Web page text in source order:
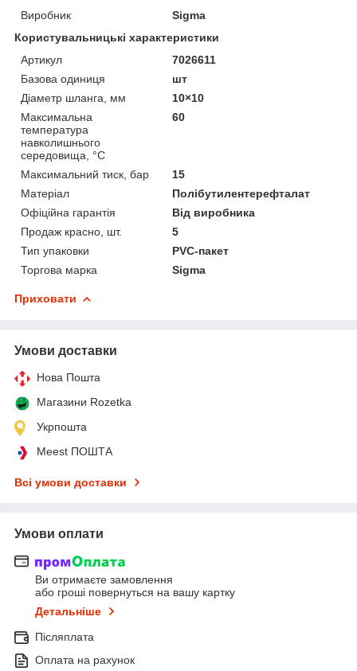
Виробник
Sigma
Користувальницькі характеристики
Артикул
7026611
Базова одиниця
шт
Діаметр шланга, мм
10×10
Максимальна
температура
навколишнього
середовища, °C
60
Максимальний тиск, бар
15
Матеріал
Полібутилентерефталат
Офіційна гарантія
Від виробника
Продаж красно, шт.
5
Тип упаковки
PVC-пакет
Торгова марка
Sigma
Приховати
Умови доставки
Нова Пошта
Магазини Rozetka
Укрпошта
Meest ПОШТА
Всі умови доставки
Умови оплати
Ви отримаєте замовлення
або гроші повернуться на вашу картку
Детальніше
Післяплата
Оплата на рахунок